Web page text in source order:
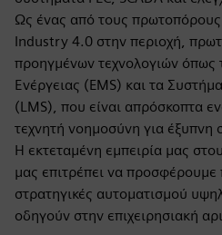
Ως ένας από τους
Industry 4.0 στην περιοχή,
προηγμένων τεχνολογιών όπως
Ενέργειας (EMS) και τα
(LMS), που είναι απρόσκοπτα
τεχνητή νοημοσύνη για έξυπνη
Η εκτεταμένη εμπειρία μας
μας επιτρέπει να
στρατηγικές αυτοματισμού
οδηγούν στην επιχειρησιακή